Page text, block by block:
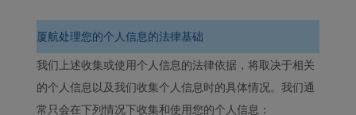
厦航处理您的个人信息的法律基础
我们上述收集或使用个人信息的法律依据，将取决于相关
的个人信息以及我们收集个人信息时的具体情况。我们通
常只会在下列情况下收集和使用您的个人信息：
使用营销Cookie (i) 分析
我们的营销绩效 (ii) 个性
化我们广告中的优惠信
息。 通过放置这些
Cookie，厦门航空和第三